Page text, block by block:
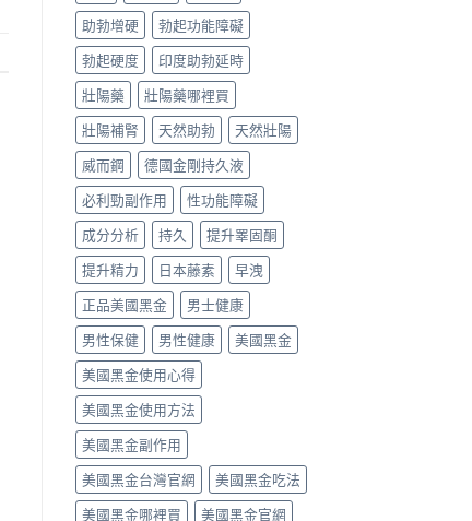
助勃增硬
勃起功能障礙
勃起硬度
印度助勃延時
壯陽藥
壯陽藥哪裡買
壯陽補腎
天然助勃
天然壯陽
威而鋼
德國金剛持久液
必利勁副作用
性功能障礙
成分分析
持久
提升睪固酮
提升精力
日本藤素
早洩
正品美國黑金
男士健康
男性保健
男性健康
美國黑金
美國黑金使用心得
美國黑金使用方法
美國黑金副作用
美國黑金台灣官網
美國黑金吃法
美國黑金哪裡買
美國黑金官網